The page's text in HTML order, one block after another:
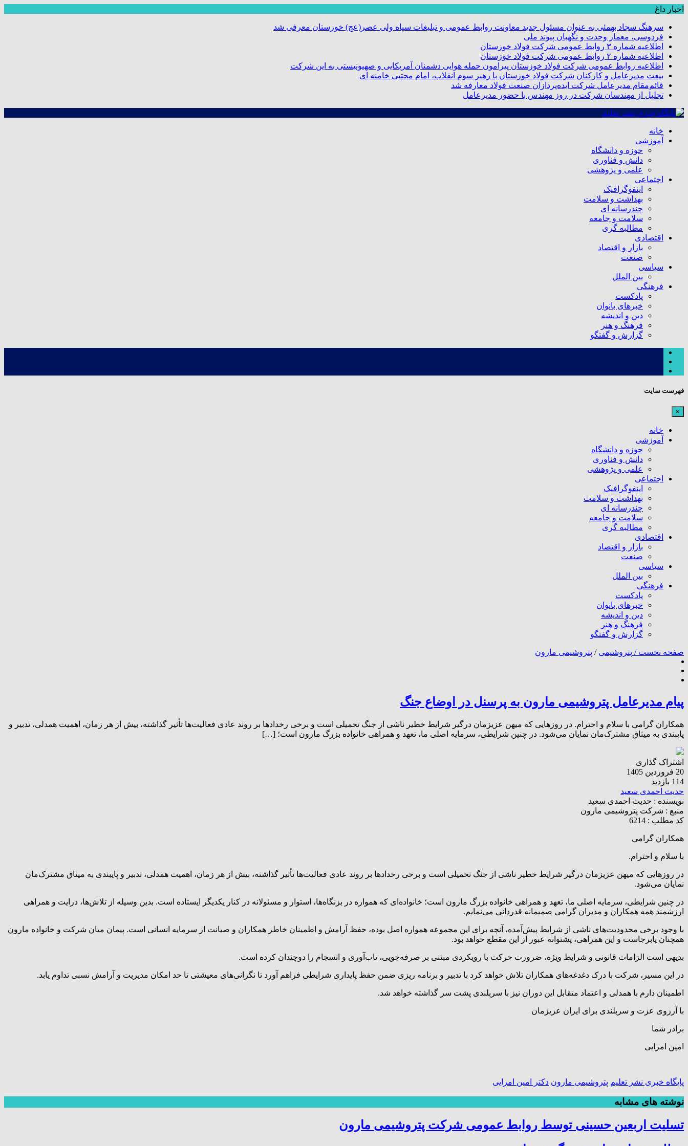
اخبار داغ
سرهنگ سجاد بهمئی به عنوان مسئول جدید معاونت روابط عمومی و تبلیغات سپاه ولی عصر(عج) خوزستان معرفی شد
فردوسی، معمار وحدت و نگهبان پیوند ملی
اطلاعیه شماره ۳ روابط عمومی شرکت فولاد خوزستان
اطلاعیه شماره ۲ روابط عمومی شرکت فولاد خوزستان
اطلاعیه روابط عمومی شرکت فولاد خوزستان پیرامون حمله هوایی دشمنان آمریکایی و صهیونیستی به این شرکت
بیعت مدیرعامل و کارکنان شرکت فولاد خوزستان با رهبر سوم انقلاب، امام مجتبی خامنه ای
قائم‌مقام مدیرعامل شرکت ایده‌پردازان صنعت فولاد معارفه شد
تجلیل از مهندسان شرکت در روز مهندس با حضور مدیرعامل
خانه
آموزشی
حوزه و دانشگاه
دانش و فناوری
علمی و پژوهشی
اجتماعی
اینفوگرافیک
بهداشت و سلامت
چندرسانه ای
سلامت و جامعه
مطالبه گری
اقتصادی
بازار و اقتصاد
صنعت
سیاسی
بین الملل
فرهنگی
پادکست
خبرهای بانوان
دین و اندیشه
فرهنگ و هنر
گزارش و گفتگو
فهرست سایت
×
خانه
آموزشی
حوزه و دانشگاه
دانش و فناوری
علمی و پژوهشی
اجتماعی
اینفوگرافیک
بهداشت و سلامت
چندرسانه ای
سلامت و جامعه
مطالبه گری
اقتصادی
بازار و اقتصاد
صنعت
سیاسی
بین الملل
فرهنگی
پادکست
خبرهای بانوان
دین و اندیشه
فرهنگ و هنر
گزارش و گفتگو
صفحه نخست / پتروشیمی / پتروشیمی مارون
پیام مدیرعامل پتروشیمی مارون به پرسنل در اوضاع جنگ
همکاران گرامی با سلام و احترام. در روز‌هایی که میهن عزیزمان درگیر شرایط خطیر ناشی از جنگ تحمیلی است و برخی رخداد‌ها بر روند عادی فعالیت‌ها تأثیر گذاشته، بیش از هر زمان، اهمیت همدلی، تدبیر و
پایبندی به میثاق مشترک‌مان نمایان می‌شود. در چنین شرایطی، سرمایه اصلی ما، تعهد و همراهی خانواده بزرگ مارون است؛ […]
اشتراک گذاری
20 فروردین 1405
114 بازدید
حدیث احمدی سعید
نویسنده : حدیث احمدی سعید
منبع : شرکت پتروشیمی مارون
کد مطلب : 6214
همکاران گرامی
با سلام و احترام.
در روز‌هایی که میهن عزیزمان درگیر شرایط خطیر ناشی از جنگ تحمیلی است و برخی رخداد‌ها بر روند عادی فعالیت‌ها تأثیر گذاشته، بیش از هر زمان، اهمیت همدلی، تدبیر و پایبندی به میثاق مشترک‌مان
نمایان می‌شود.
در چنین شرایطی، سرمایه اصلی ما، تعهد و همراهی خانواده بزرگ مارون است؛ خانواده‌ای که همواره در بزنگاه‌ها، استوار و مسئولانه در کنار یکدیگر ایستاده است. بدین وسیله از تلاش‌ها، درایت و همراهی
ارزشمند همه همکاران و مدیران گرامی صمیمانه قدردانی می‌نمایم.
با وجود برخی محدودیت‌های ناشی از شرایط پیش‌آمده، آنچه برای این مجموعه همواره اصل بوده، حفظ آرامش و اطمینان خاطر همکاران و صیانت از سرمایه انسانی است. پیمان میان شرکت و خانواده مارون
همچنان پابرجاست و این همراهی، پشتوانه عبور از این مقطع خواهد بود.
بدیهی است الزامات قانونی و شرایط ویژه، ضرورت حرکت با رویکردی مبتنی بر صرفه‌جویی، تاب‌آوری و انسجام را دوچندان کرده است.
در این مسیر، شرکت با درک دغدغه‌های همکاران تلاش خواهد کرد با تدبیر و برنامه ریزی ضمن حفظ پایداری شرایطی فراهم آورد تا نگرانی‌های معیشتی تا حد امکان مدیریت و آرامش نسبی تداوم یابد.
اطمینان دارم با همدلی و اعتماد متقابل این دوران نیز با سربلندی پشت سر گذاشته خواهد شد.
با آرزوی عزت و سربلندی برای ایران عزیزمان
برادر شما
امین امرایی
پایگاه خبری نشر تعلیم پتروشیمی مارون دکتر امین امرایی
نوشته های مشابه
تسلیت اربعین حسینی توسط روابط عمومی شرکت پتروشیمی مارون